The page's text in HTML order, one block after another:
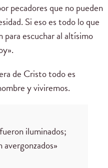
pecadores que no pueden
Si eso es todo lo que
escuchar al altísimo
de Cristo todo es
y viviremos.
iluminados;
avergonzados»